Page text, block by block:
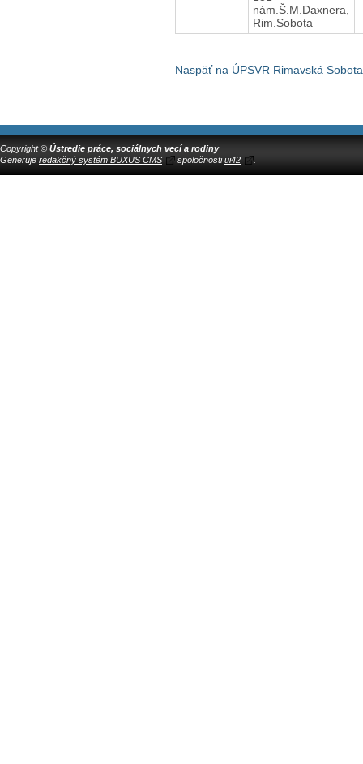
nám.Š.M.Daxnera,
Rim.Sobota
Naspäť na ÚPSVR Rimavská Sobota
Copyright © Ústredie práce, sociálnych vecí a rodiny
Generuje redakčný systém BUXUS CMS spoločnostiui42